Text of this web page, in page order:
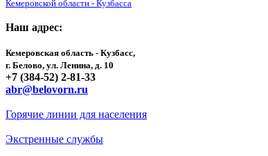
Кемеровской области - Кузбасса
Наш адрес:
Кемеровская область - Кузбасс,
г. Белово, ул. Ленина, д. 10
+7 (384-52) 2-81-33
abr@belovorn.ru
Горячие линии для населения
Экстренные службы